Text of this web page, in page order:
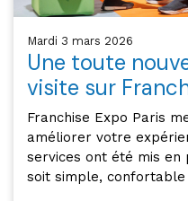
mardi 3 mars 2026
Une toute
visite sur
Franchise Expo Paris
améliorer votre
services ont été mis en
soit simple,